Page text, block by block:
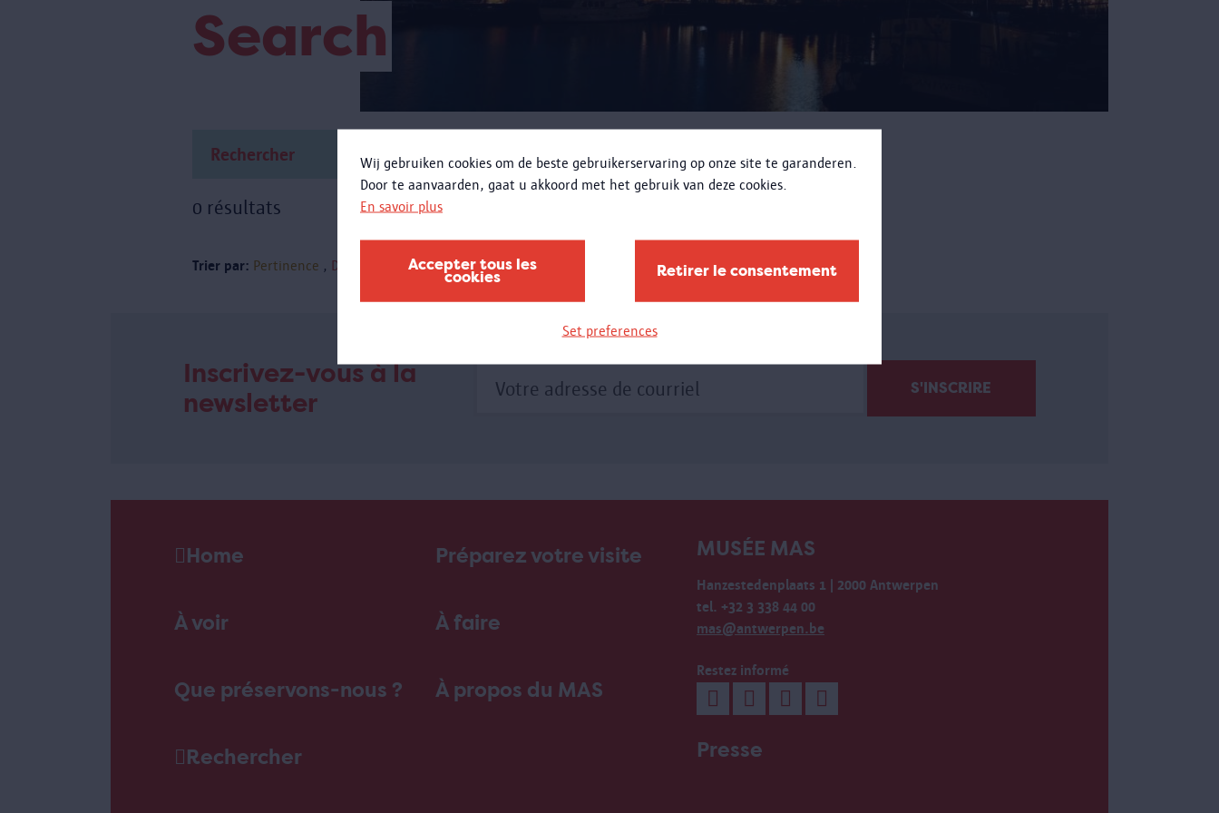
Wij gebruiken cookies om de beste gebruikerservaring op onze site te garanderen.
Door te aanvaarden, gaat u akkoord met het gebruik van deze cookies.
En savoir plus
Accepter tous les
cookies Retirer le consentement
Set preferences
Search
0 résultats
Trier par: Pertinence Date
Inscrivez-vous à la
newsletter
Home Préparez votre visite
À voir À faire
Que préservons-nous ? À propos du MAS
Rechercher
MUSÉE MAS
Hanzestedenplaats 1 | 2000 Antwerpen
tel. +32 3 338 44 00
mas@antwerpen.be
Restez informé
Presse